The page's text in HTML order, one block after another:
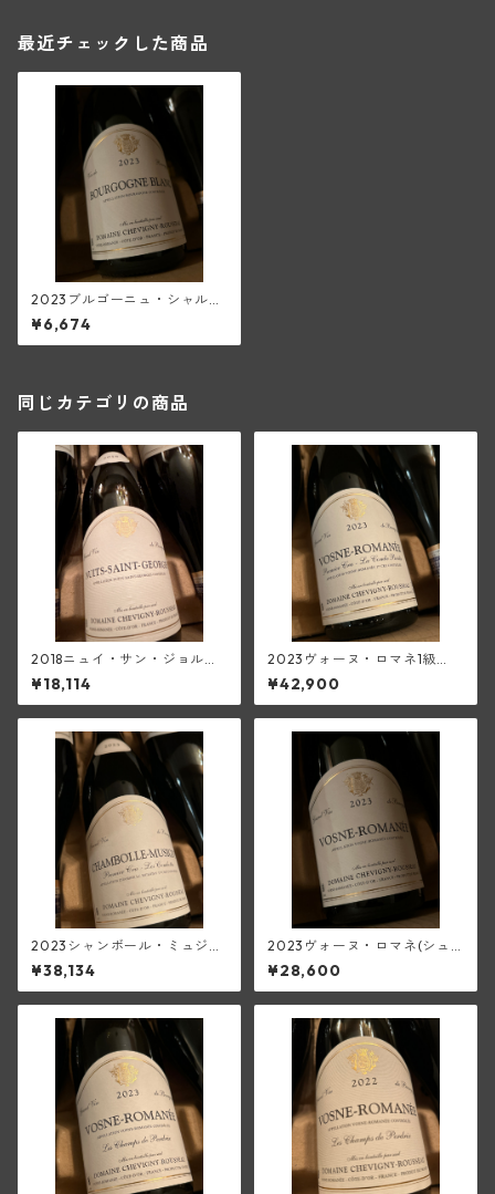
最近チェックした商品
2023ブルゴーニュ・シャルド
ネ(シュヴィニー・ルソー)
¥6,674
同じカテゴリの商品
2018ニュイ・サン・ジョルジ
ュ・ヴィエーユ・ヴィーニュ
(シュヴィニー・ルソー)
¥18,114
2023ヴォーヌ・ロマネ1級
ラ・コンブ・ブリュレ(シュヴ
ィニー・ルソー)
¥42,900
2023シャンボール・ミュジニ
―1級レ・コンボット(シュヴィ
ニー・ルソー)
¥38,134
2023ヴォーヌ・ロマネ(シュ
ヴィニー・ルソー)
¥28,600